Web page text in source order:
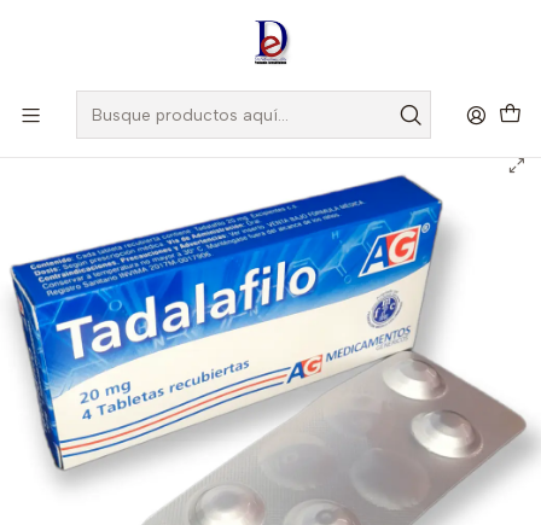
, Si eres nuevo regístrate
TADALAFILO 20 MG X 4 TAB --AG - NOV 24- UBI 2-A